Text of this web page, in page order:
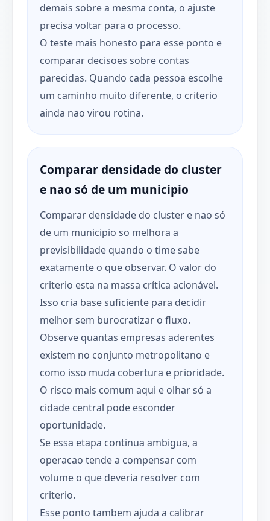
demais sobre a mesma conta, o ajuste
precisa voltar para o processo.
O teste mais honesto para esse ponto e
comparar decisoes sobre contas
parecidas. Quando cada pessoa escolhe
um caminho muito diferente, o criterio
ainda nao virou rotina.
Comparar densidade do cluster
e nao só de um municipio
Comparar densidade do cluster e nao só
de um municipio so melhora a
previsibilidade quando o time sabe
exatamente o que observar. O valor do
criterio esta na massa crítica acionável.
Isso cria base suficiente para decidir
melhor sem burocratizar o fluxo.
Observe quantas empresas aderentes
existem no conjunto metropolitano e
como isso muda cobertura e prioridade.
O risco mais comum aqui e olhar só a
cidade central pode esconder
oportunidade.
Se essa etapa continua ambigua, a
operacao tende a compensar com
volume o que deveria resolver com
criterio.
Esse ponto tambem ajuda a calibrar